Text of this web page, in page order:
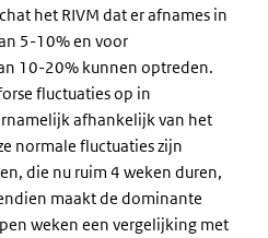
het RIVM dat er afnames in
5-10% en voor
10-20% kunnen optreden.
fluctuaties op in
afhankelijk van het
normale fluctuaties zijn
die nu ruim 4 weken duren,
maakt de dominante
weken een vergelijking met